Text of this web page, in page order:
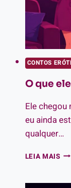
CONTOS
O que
Ele chegou
eu ainda
qualquer…
LEIA MAISO